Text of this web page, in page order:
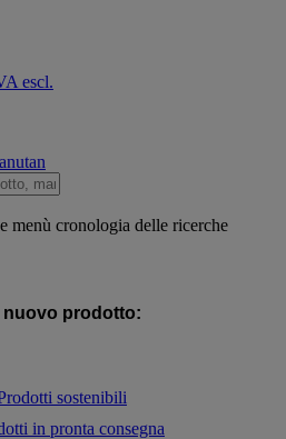
escl.
menù cronologia delle ricerche
nuovo prodotto:
sostenibili
in pronta consegna